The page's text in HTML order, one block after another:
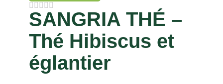
SANGRIA THÉ –
Thé Hibiscus et
églantier